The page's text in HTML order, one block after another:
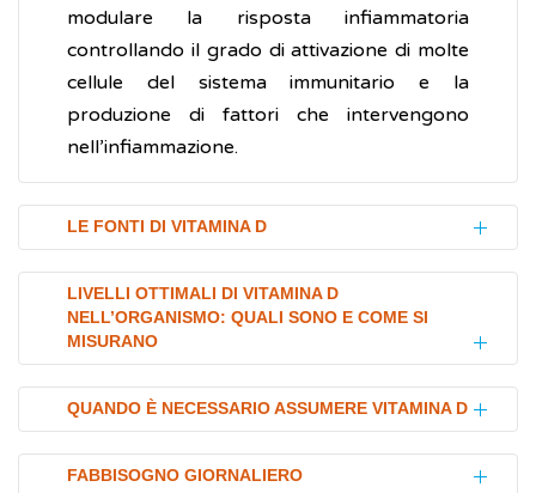
modulare la risposta infiammatoria
controllando il grado di attivazione di molte
cellule del sistema immunitario e la
produzione di fattori che intervengono
nell’infiammazione.
LE FONTI DI VITAMINA D
Si calcola che solo il 10-20% della vitamina D
provenga dalla dieta ed il restante 89-90%
dalla sintesi nella pelle dopo l'esposizione al
sole.
Alla nostra latitudine, dalla fine di marzo alla
LIVELLI OTTIMALI DI VITAMINA D
NELL’ORGANISMO: QUALI SONO E COME SI
MISURANO
Lo stato della vitamina D si valuta misurando
i livelli del suo principale metabolita
circolante, il calcidiolo, generalmente
QUANDO È NECESSARIO ASSUMERE VITAMINA D
C’è un generale consenso nelle linee guida
FABBISOGNO GIORNALIERO